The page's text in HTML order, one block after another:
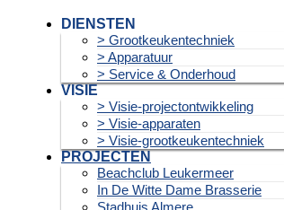
DIENSTEN
> Grootkeukentechniek
> Apparatuur
> Service & Onderhoud
VISIE
> Visie-projectontwikkeling
> Visie-apparaten
> Visie-grootkeukentechniek
PROJECTEN
Beachclub Leukermeer
In De Witte Dame Brasserie
Stadhuis Almere